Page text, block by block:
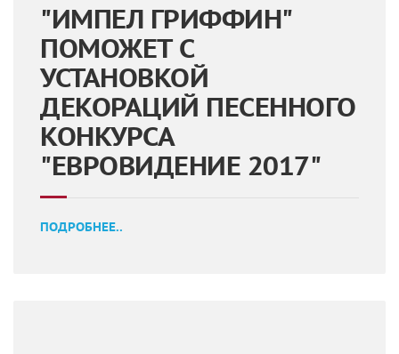
"ИМПЕЛ ГРИФФИН"
ПОМОЖЕТ С
УСТАНОВКОЙ
ДЕКОРАЦИЙ ПЕСЕННОГО
КОНКУРСА
"ЕВРОВИДЕНИЕ 2017"
ПОДРОБНЕЕ..